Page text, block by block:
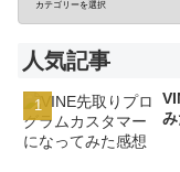
人気記事